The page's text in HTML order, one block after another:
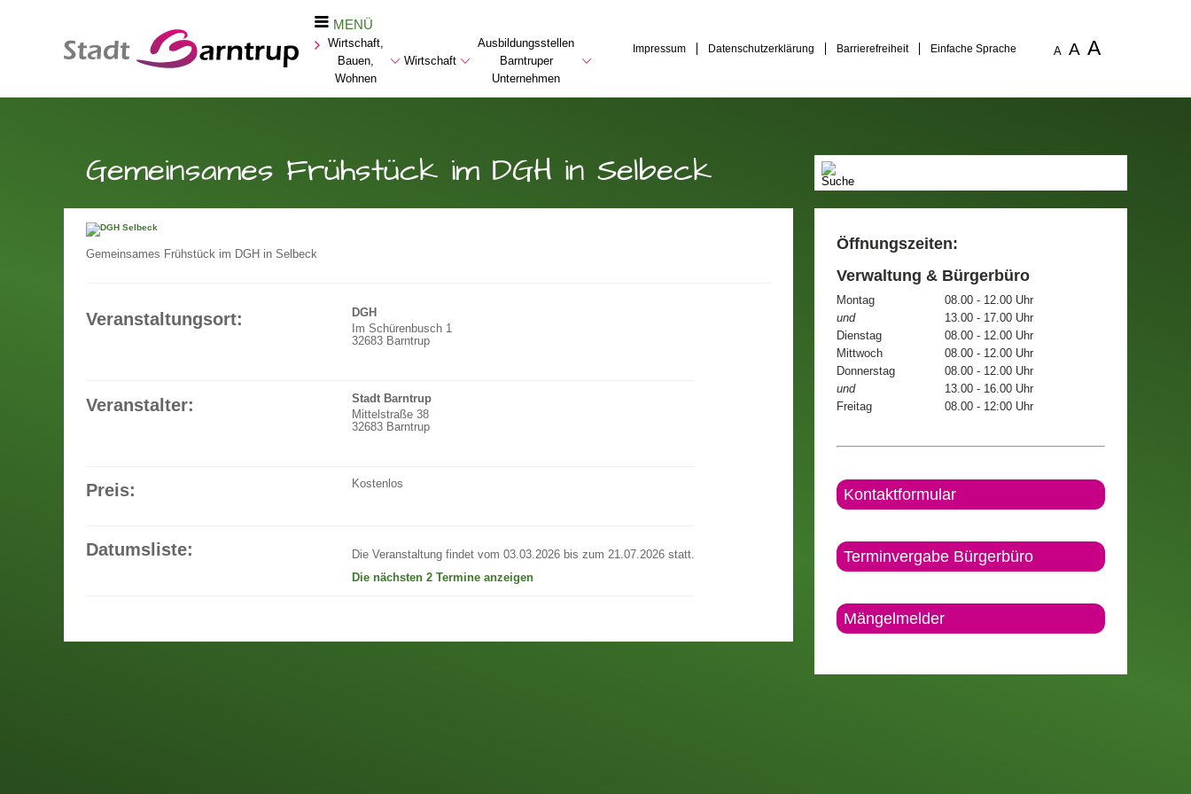
MENÜ
Wirtschaft,
Bauen,
Wohnen
Wirtschaft
Ausbildungsstellen
Barntruper
Unternehmen
Impressum Datenschutzerklärung Barrierefreiheit Einfache Sprache A A A
Gemeinsames Frühstück im DGH in Selbeck
Gemeinsames Frühstück im DGH in Selbeck
Veranstaltungsort:
DGH
Im Schürenbusch 1
32683 Barntrup
Veranstalter:
Stadt Barntrup
Mittelstraße 38
32683 Barntrup
Preis: Kostenlos
Datumsliste:
Die Veranstaltung findet vom 03.03.2026 bis zum 21.07.2026 statt.
Die nächsten 2 Termine anzeigen
Öffnungszeiten:
Verwaltung & Bürgerbüro
Montag
08.00 - 12.00 Uhr
und
13.00 - 17.00 Uhr
Dienstag
08.00 - 12.00 Uhr
Mittwoch
08.00 - 12.00 Uhr
Donnerstag
08.00 - 12.00 Uhr
und
13.00 - 16.00 Uhr
Freitag
08.00 - 12:00 Uhr
Kontaktformular
Terminvergabe Bürgerbüro
Mängelmelder